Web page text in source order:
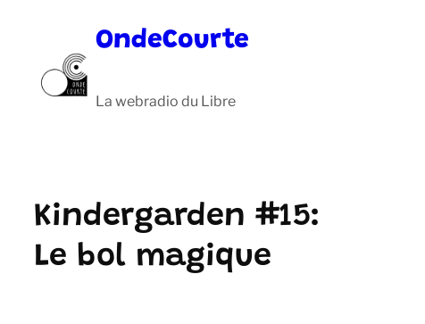
OndeCourte
La webradio du Libre
Kindergarden #15:
Le bol magique